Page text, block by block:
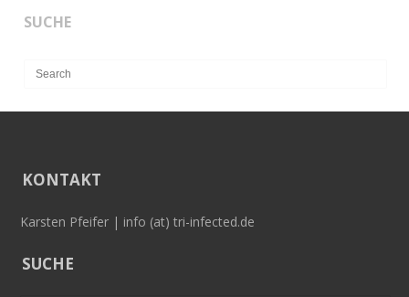
SUCHE
KONTAKT
Karsten Pfeifer | info (at) tri-infected.de
SUCHE